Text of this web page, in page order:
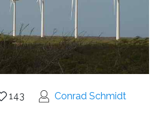
143 Conrad Schmidt